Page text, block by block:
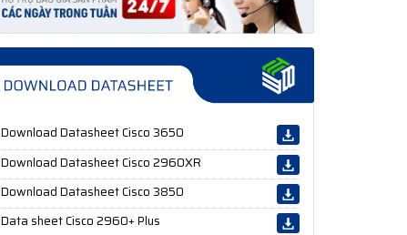
Download Datasheet Cisco 3650
Download Datasheet Cisco 2960XR
Download Datasheet Cisco 3850
Data sheet Cisco 2960+ Plus